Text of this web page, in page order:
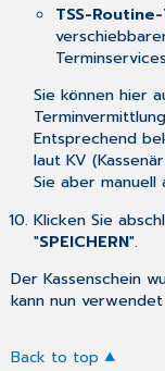
TSS-
Sie können hier
Entsprechend
laut KV
Sie aber manuell
Klicken Sie
"SPEICHERN".
Der Kassenschein
kann nun
Back to top